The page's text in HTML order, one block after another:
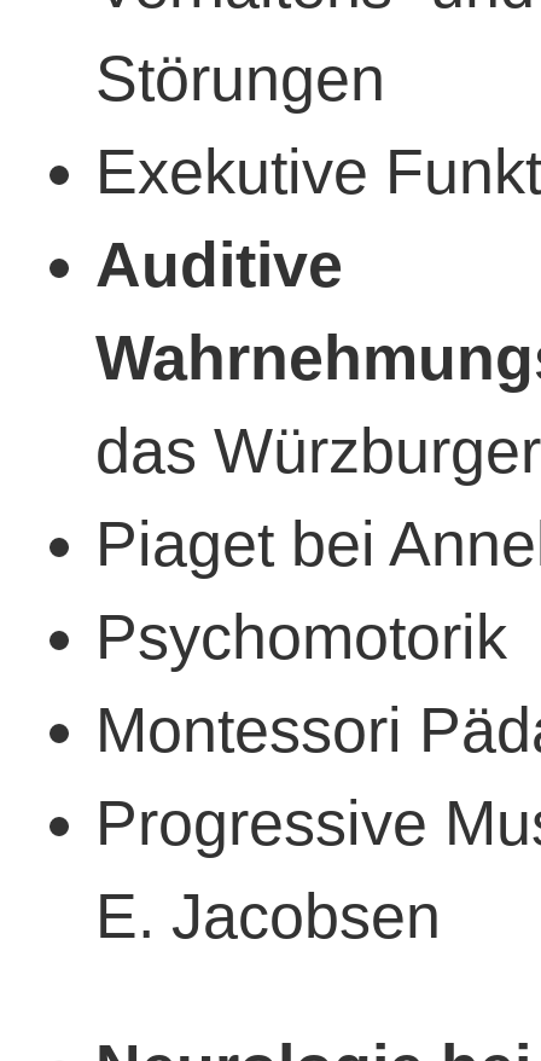
Störungen
Exekutive
Auditive
das
Piaget bei
Psychomotorik
Montessori
Progressive
E. Jacobsen